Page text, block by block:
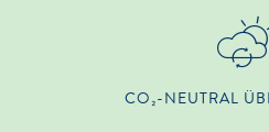
CO₂-NEUTRAL